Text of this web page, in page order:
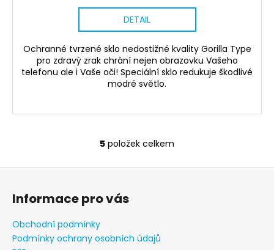
DETAIL
Ochranné tvrzené sklo nedostižné kvality Gorilla Type
pro zdravý zrak chrání nejen obrazovku Vašeho
telefonu ale i Vaše oči! Speciální sklo redukuje škodlivé
modré světlo.
O
v
c
í
5 položek celkem
Z
Informace pro vás
Obchodní podmínky
Podmínky ochrany osobních údajů